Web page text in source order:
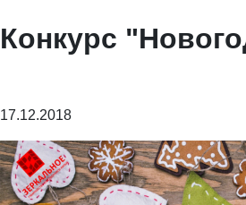
Конкурс
17.12.2018